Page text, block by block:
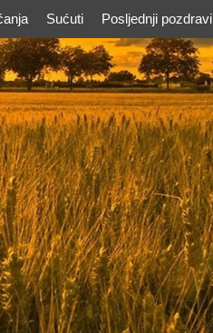
Sućuti Posljednji pozdravi